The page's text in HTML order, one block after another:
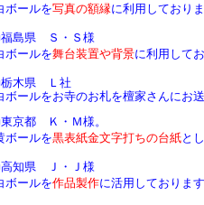
ボールを写真の額縁に利用しておりま
島県 Ｓ・Ｓ様
ボールを舞台装置や背景に利用してお
木県 Ｌ社
ボールをお寺のお札を檀家さんにお
京都 Ｋ・Ｍ様。
ボールを黒表紙金文字打ちの台紙と
知県 Ｊ・Ｊ様
ボールを作品製作に活用しております